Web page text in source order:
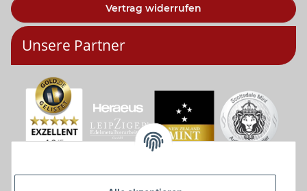
Vertrag widerrufen
Unsere Partner